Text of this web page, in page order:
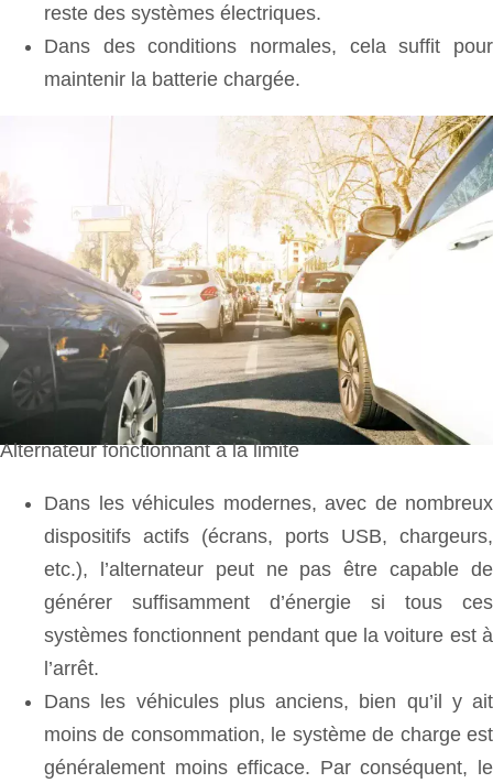
reste des systèmes électriques.
Dans des conditions normales, cela suffit pour
maintenir la batterie chargée.
Alternateur fonctionnant à la limite
Dans les véhicules modernes, avec de nombreux
dispositifs actifs (écrans, ports USB, chargeurs,
etc.), l’alternateur peut ne pas être capable de
générer suffisamment d’énergie si tous ces
systèmes fonctionnent pendant que la voiture est à
l’arrêt.
Dans les véhicules plus anciens, bien qu’il y ait
moins de consommation, le système de charge est
généralement moins efficace. Par conséquent, le